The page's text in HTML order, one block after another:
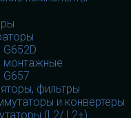
монтажные
фильтры
и конвертеры
(L2/ L2+)